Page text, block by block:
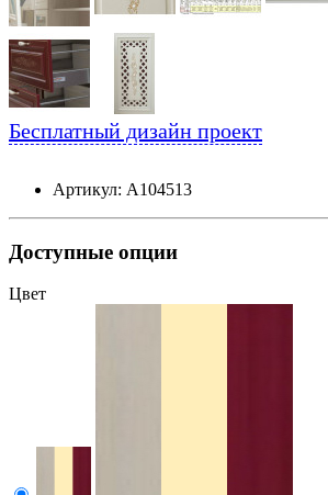
Бесплатный дизайн проект
Артикул: А104513
Доступные опции
Цвет